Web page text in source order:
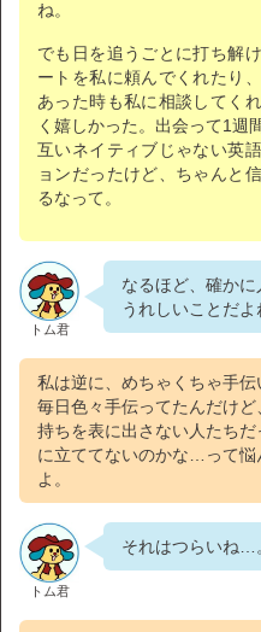
ね。
でも日を追うごとに打ち解
ートを私に頼んでくれたり
あった時も私に相談してく
く嬉しかった。出会って1週
互いネイティブじゃない英
ョンだったけど、ちゃんと
るなって。
トム君
なるほど、確かに
うれしいことだよ
私は逆に、めちゃくちゃ手伝
毎日色々手伝ってたんだけ
持ちを表に出さない人たち
に立ててないのかな…って悩
よ。
トム君
それはつらいね…